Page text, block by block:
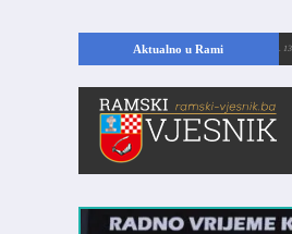
Aktualno u Rami
temelje kuće, pronašao vrijedne arheološke ostatke